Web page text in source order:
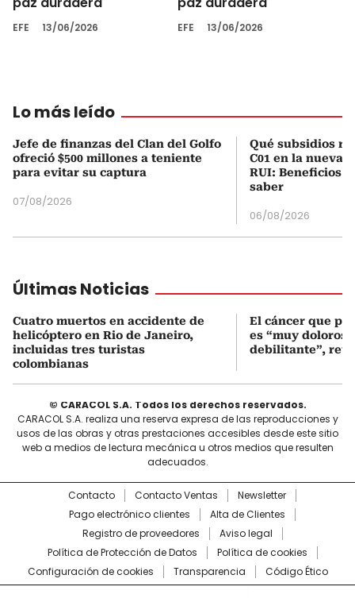
EFE 13/06/2026 EFE 13/06/2026
Lo más leído
Jefe de finanzas del Clan del Golfo
ofreció $500 millones a teniente
para evitar su captura
07/08/2026
Qué subsidios
C01 en la nueva
RUI: Beneficios
saber
06/08/2026
Últimas Noticias
Cuatro muertos en accidente de
helicóptero en Rio de Janeiro,
incluidas tres turistas
colombianas
El cáncer que
es “muy
debilitante”,
© CARACOL S.A. Todos los derechos reservados.
CARACOL S.A. realiza una reserva expresa de las reproducciones y
usos de las obras y otras prestaciones accesibles desde este sitio
web a medios de lectura mecánica u otros medios que resulten
adecuados.
Contacto Contacto Ventas
Newsletter
Pago electrónico clientes
Alta de Clientes
Registro de proveedores
Aviso legal
Política de Protección de Datos
Política de cookies
Configuración de cookies
Transparencia Código Ético